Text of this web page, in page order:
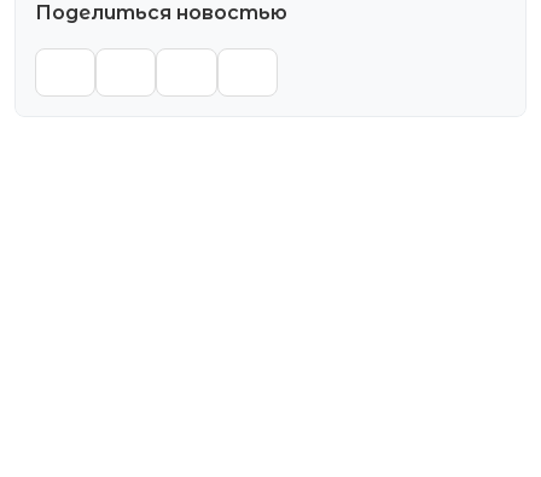
Поделиться новостью